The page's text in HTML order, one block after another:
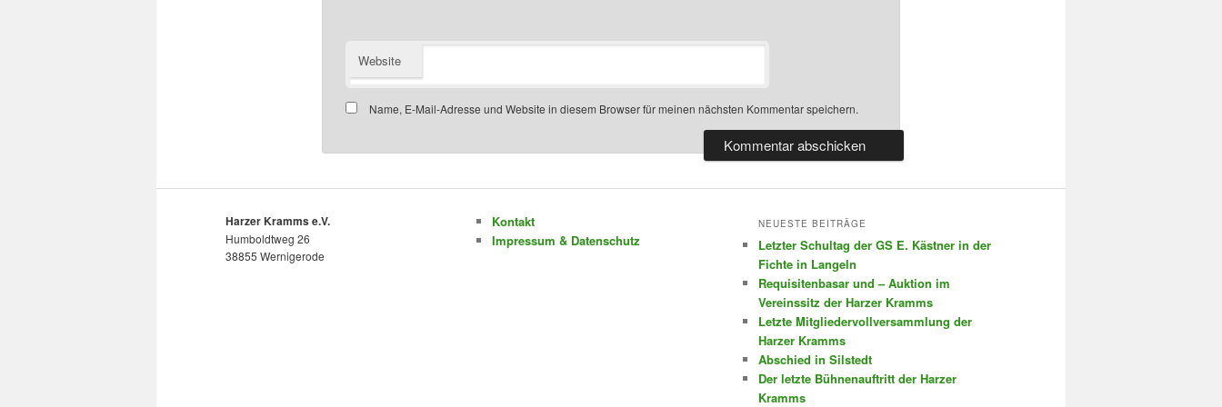
Website
Name, E-Mail-Adresse und Website in diesem Browser für meinen nächsten Kommentar speichern.
Harzer Kramms e.V.
Humboldtweg 26
38855 Wernigerode
Kontakt
Impressum & Datenschutz
NEUESTE BEITRÄGE
Letzter Schultag der GS E. Kästner in der
Fichte in Langeln
Requisitenbasar und – Auktion im
Vereinssitz der Harzer Kramms
Letzte Mitgliedervollversammlung der
Harzer Kramms
Abschied in Silstedt
Der letzte Bühnenauftritt der Harzer
Kramms